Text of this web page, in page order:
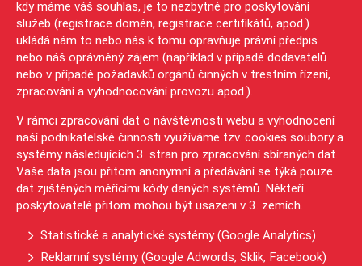
kdy máme váš souhlas, je to nezbytné pro poskytování
služeb (registrace domén, registrace certifikátů, apod.)
ukládá nám to nebo nás k tomu opravňuje právní předpis
nebo náš oprávněný zájem (například v případě dodavatelů
nebo v případě požadavků orgánů činných v trestním řízení,
zpracování a vyhodnocování provozu apod.).
V rámci zpracování dat o návštěvnosti webu a vyhodnocení
naší podnikatelské činnosti využíváme tzv. cookies soubory a
systémy následujících 3. stran pro zpracování sbíraných dat.
Vaše data jsou přitom anonymní a předávání se týká pouze
dat zjištěných měřícími kódy daných systémů. Někteří
poskytovatelé přitom mohou být usazeni v 3. zemích.
Statistické a analytické systémy (Google Analytics)
Reklamní systémy (Google Adwords, Sklik, Facebook)